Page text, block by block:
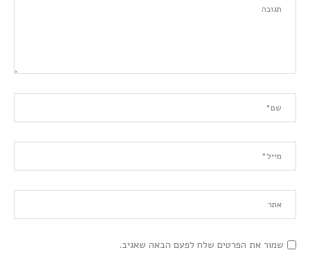
שמור את הפרטים שלח לפעם הבאה שאגיב.